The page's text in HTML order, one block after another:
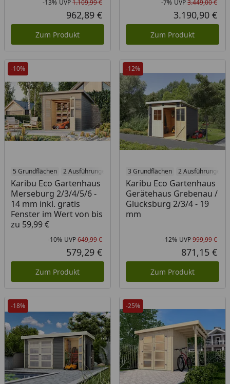
Rabatt in Prozent
-13%
Ursprünglicher Preis
UVP1.109,99 €
Aktueller Preis
962,89 €
Zum Produkt
-7% UVP3.449,00 €
3.190,90 €
Zum Produkt
-10%
5 Grundflächen 2 Ausführungen
Karibu Eco Gartenhaus
Merseburg 2/3/4/5/6 -
14 mm inkl. gratis
Fenster im Wert von bis
zu 59,99 €
Rabatt in Prozent
-10%
Ursprünglicher Preis
UVP649,99 €
Aktueller Preis
579,29 €
Zum Produkt
-12%
3 Grundflächen 2 Ausführungen
Karibu Eco Gartenhaus
Gerätehaus Grebenau /
Glücksburg 2/3/4 - 19
mm
-12% UVP999,99 €
871,15 €
Zum Produkt
-18% -25%